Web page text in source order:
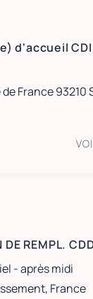
- après midi
France